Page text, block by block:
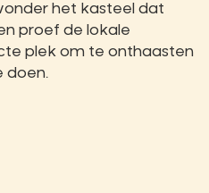
het kasteel dat
proef de lokale
plek om te onthaasten
doen.